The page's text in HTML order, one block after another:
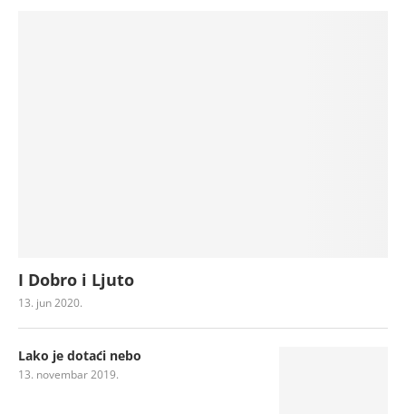
I Dobro i Ljuto
13. jun 2020.
Lako je dotaći nebo
13. novembar 2019.